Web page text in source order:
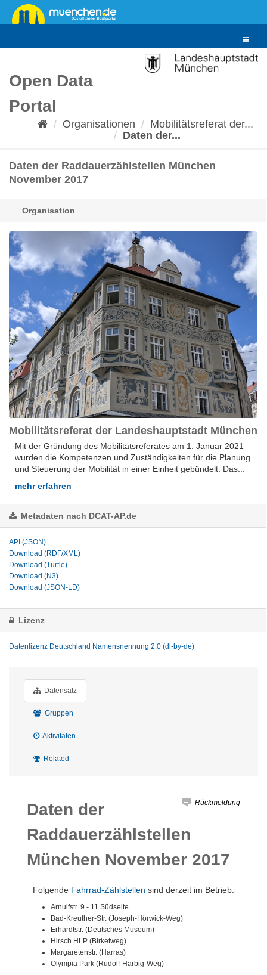
Überspringen
zum
Toggle
Open Data
Portal
Organisationen
Mobilitätsreferat der...
Daten der...
Daten der Raddauerzählstellen München
November 2017
Organisation
Mobilitätsreferat der Landeshauptstadt München
Mit der Gründung des Mobilitätsreferates am 1. Januar 2021
wurden die Kompetenzen und Zuständigkeiten für die Planung
und Steuerung der Mobilität in einer Einheit gebündelt. Das...
mehr erfahren
Metadaten nach DCAT-AP.de
API (JSON)
Download (RDF/XML)
Download (Turtle)
Download (N3)
Download (JSON-LD)
Lizenz
Datenlizenz Deutschland Namensnennung 2.0 (dl-by-de)
Datensatz
Gruppen
Aktivitäten
Related
Rückmeldung
Daten der
Raddauerzählstellen
München November 2017
Folgende Fahrrad-Zählstellen sind derzeit im Betrieb:
Arnulfstr. 9 - 11 Südseite
Bad-Kreuther-Str. (Joseph-Hörwick-Weg)
Erhardtstr. (Deutsches Museum)
Hirsch HLP (Birketweg)
Margaretenstr. (Harras)
Olympia Park (Rudolf-Harbig-Weg)